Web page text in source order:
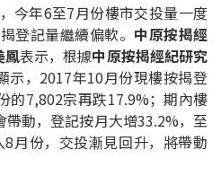
今年6至7月份樓市交投量一度
登記量繼續偏軟。 中原按揭經
鳳表示，根據中原按揭經紀研究
示，2017年10月份現樓按揭登
的7,802宗再跌17.9%；期內樓
帶動，登記按月大增33.2%，至
8月份，交投漸見回升，將帶動